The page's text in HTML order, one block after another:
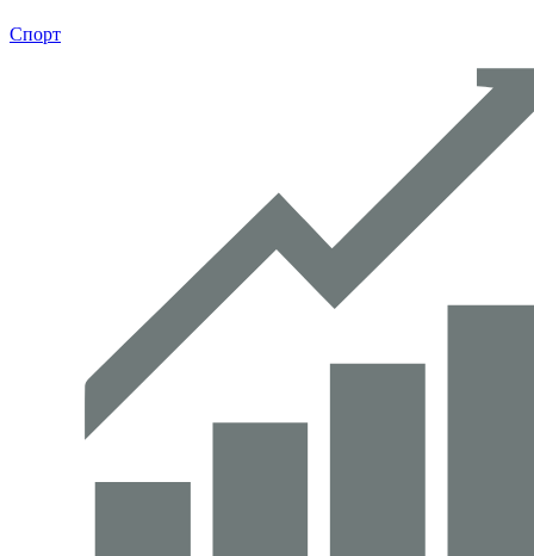
Спорт